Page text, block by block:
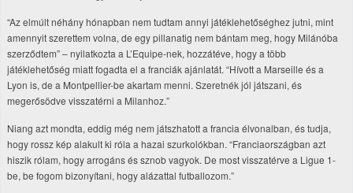
“Az elmúlt néhány hónapban nem tudtam annyi játéklehetőséghez jutni, mint
amennyit szerettem volna, de egy pillanatig nem bántam meg, hogy Milánóba
szerződtem” – nyilatkozta a L’Equipe-nek, hozzátéve, hogy a több
játéklehetőség miatt fogadta el a franciák ajánlatát. “Hívott a Marseille és a
Lyon is, de a Montpellier-be akartam menni. Szeretnék jól játszani, és
megerősödve visszatérni a Milanhoz.”
Niang azt mondta, eddig még nem játszhatott a francia élvonalban, és tudja,
hogy rossz kép alakult ki róla a hazai szurkolókban. “Franciaországban azt
hiszik rólam, hogy arrogáns és sznob vagyok. De most visszatérve a Ligue 1-
be, be fogom bizonyítani, hogy alázattal futballozom.”